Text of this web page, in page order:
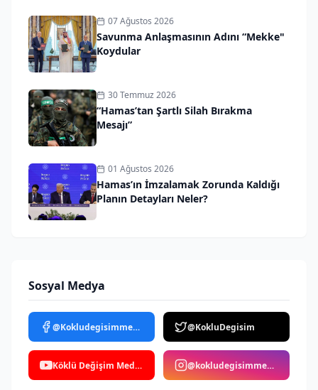
07 Ağustos 2026
Savunma Anlaşmasının Adını “Mekke"
Koydular
30 Temmuz 2026
“Hamas’tan Şartlı Silah Bırakma
Mesajı”
01 Ağustos 2026
Hamas’ın İmzalamak Zorunda Kaldığı
Planın Detayları Neler?
Sosyal Medya
@Kokludegisimmedya @KokluDegisim
Köklü Değişim Medya @kokludegisimmedya